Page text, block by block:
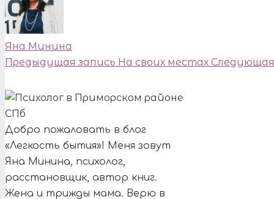
Яна Минина
Предыдущая запись На своих местах
Добро пожаловать в блог
«Легкость бытия»! Меня зовут
Яна Минина, психолог,
расстановщик, автор книг.
Жена и трижды мама. Верю в